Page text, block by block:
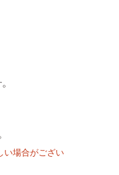
い場合がござい